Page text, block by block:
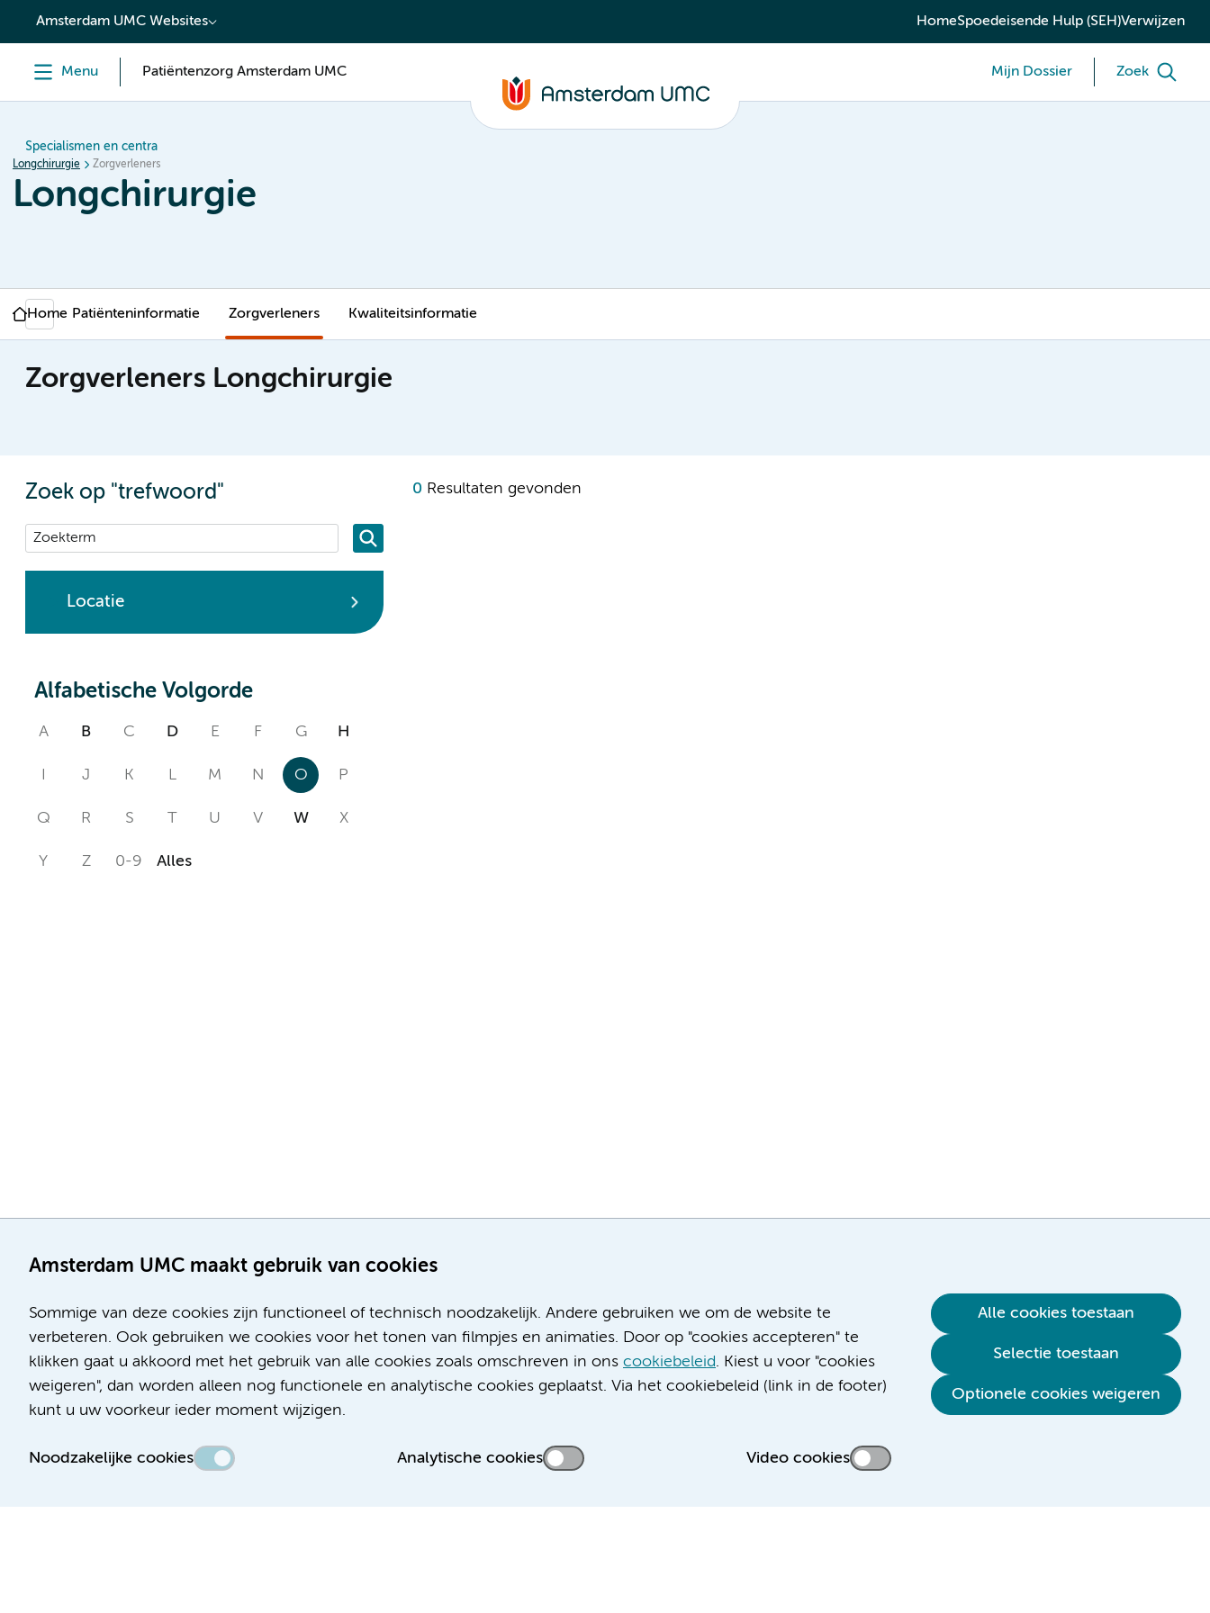
content
Amsterdam UMC maakt gebruik van cookies
Sommige van deze cookies zijn functioneel of technisch noodzakelijk. Andere gebruiken we om de website te
verbeteren. Ook gebruiken we cookies voor het tonen van filmpjes en animaties. Door op "cookies accepteren" te
klikken gaat u akkoord met het gebruik van alle cookies zoals omschreven in ons cookiebeleid. Kiest u voor "cookies
weigeren", dan worden alleen nog functionele en analytische cookies geplaatst. Via het cookiebeleid (link in de footer)
kunt u uw voorkeur ieder moment wijzigen.
Noodzakelijke cookies Analytische cookies Video cookies
Alle cookies toestaan
Selectie toestaan
Optionele cookies weigeren
Amsterdam UMC Websites HomeSpoedeisende Hulp (SEH)Verwijzen
Menu Patiëntenzorg Amsterdam UMC Mijn Dossier Zoek
Specialismen en centra
Longchirurgie Zorgverleners
Longchirurgie
Home Patiënteninformatie Zorgverleners Kwaliteitsinformatie
Zorgverleners Longchirurgie
Zoek op "trefwoord"
Locatie
Alfabetische Volgorde
A B C D E F G H
J K L M N O P
Q R S T U V W X
Y Z 0-9 Alles
0 Resultaten gevonden
Meibergdreef 9
1105 AZ Amsterdam
Telefoon:
De Boelelaan 1117
1081 HV Amsterdam
Telefoon:
Nieuws
Verwijzen & diagnostiek